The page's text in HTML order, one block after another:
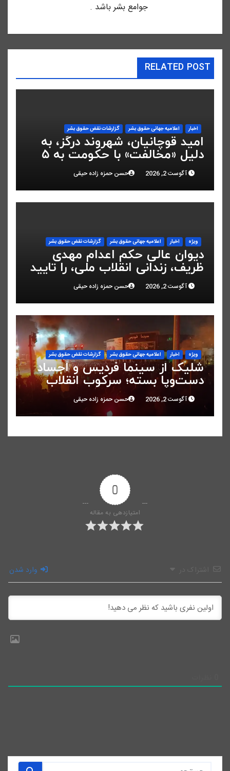
جوامع بشر باشد .
RELATED POST
اخبار اعلاميه جهانی حقوق بشر گزارشات نقض حقوق بشر
امید قوچانیان، شهروند درگز، به
دلیل «مخالفت» با حکومت به ۵
سال زندان محکوم شد
آگوست 2, 2026 حسن حمزه زاده حیقی
ویژه اخبار اعلاميه جهانی حقوق بشر گزارشات نقض حقوق بشر
دیوان عالی حکم اعدام مهدی
ظریف، زندانی انقلاب ملی، را تایید
کردآگوست 2, 2026 حسن حمزه زاده حیقی
ویژه اخبار اعلاميه جهانی حقوق بشر گزارشات نقض حقوق بشر
شلیک از سینما فردیس و اجساد
دست‌وپا بسته؛ سرکوب انقلاب
ملی در البرز
آگوست 2, 2026 حسن حمزه زاده حیقی
0
امتیازدهی به مقاله
اشتراک در وارد شدن